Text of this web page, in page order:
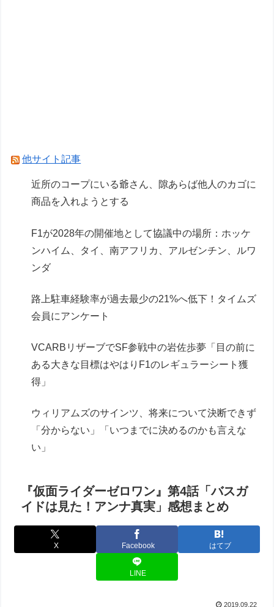
他サイト記事
近所のコープにいる爺さん、隙あらば他人のカゴに
商品を入れようとする
F1が2028年の開催地として協議中の場所：ホッケ
ンハイム、タイ、南アフリカ、アルゼンチン、ルワ
ンダ
路上駐車経験率が過去最少の21%へ低下！タイムズ
会員にアンケート
VCARBリザーブでSF参戦中の岩佐歩夢「目の前に
ある大きな目標はやはりF1のレギュラーシート獲
得」
ウィリアムズのサインツ、将来について決断できず
「分からない」「いつまでに決めるのかも言えな
い」
『仮面ライダーゼロワン』第4話「バスガ
イドは見た！アンナ真実」感想まとめ
X Facebook はてブ
LINE
2019.09.22